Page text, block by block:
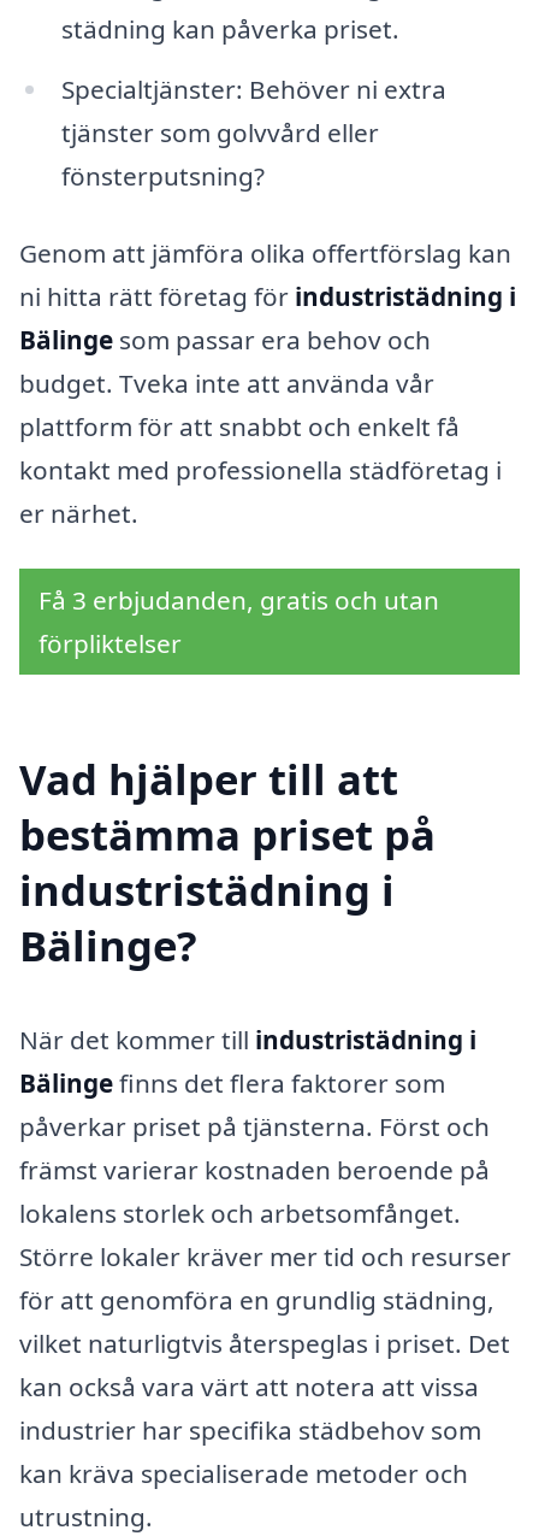
städning kan påverka priset.
Specialtjänster: Behöver ni extra
tjänster som golvvård eller
fönsterputsning?
Genom att jämföra olika offertförslag kan
ni hitta rätt företag för industristädning i
Bälinge som passar era behov och
budget. Tveka inte att använda vår
plattform för att snabbt och enkelt få
kontakt med professionella städföretag i
er närhet.
Få 3 erbjudanden, gratis och utan
förpliktelser
Vad hjälper till att
bestämma priset på
industristädning i
Bälinge?
När det kommer till industristädning i
Bälingefinns det flera faktorer som
påverkar priset på tjänsterna. Först och
främst varierar kostnaden beroende på
lokalens storlek och arbetsomfånget.
Större lokaler kräver mer tid och resurser
för att genomföra en grundlig städning,
vilket naturligtvis återspeglas i priset. Det
kan också vara värt att notera att vissa
industrier har specifika städbehov som
kan kräva specialiserade metoder och
utrustning.